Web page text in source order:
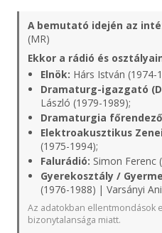
A bemutató idején az
(MR)
Ekkor a rádió és
Elnök: Hárs István (1974-
Dramaturg-igazgató
László (1979-1989);
Dramaturgia
Elektroakusztikus
(1975-1994);
Falurádió: Simon Ferenc
Gyerekosztály /
(1976-1988) | Varsányi
Az adatokban ellentmondások
bizonytalansága miatt.